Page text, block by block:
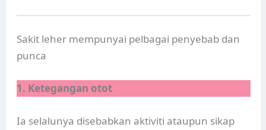
Sakit leher mempunyai pelbagai penyebab dan
punca
1. Ketegangan otot
Ia selalunya disebabkan aktiviti ataupun sikap